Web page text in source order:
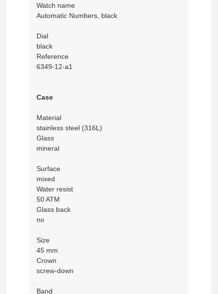
Watch name
Automatic Numbers, black
Dial
black
Reference
6349-12-a1
Case
Material
stainless steel (316L)
Glass
mineral
Surface
mixed
Water resist
50 ATM
Glass back
no
Size
45 mm
Crown
screw-down
Band